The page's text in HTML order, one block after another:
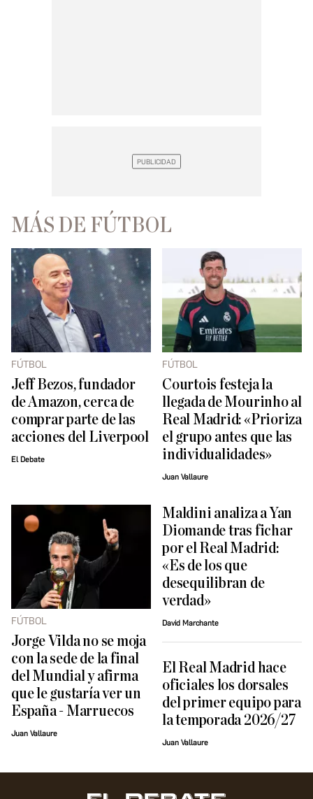
MÁS DE FÚTBOL
FÚTBOL
Jeff Bezos, fundador
de Amazon, cerca de
comprar parte de las
acciones del Liverpool
El Debate
FÚTBOL
Courtois festeja la
llegada de Mourinho al
Real Madrid: «Prioriza
el grupo antes que las
individualidades»
Juan Vallaure
FÚTBOL
Jorge Vilda no se moja
con la sede de la final
del Mundial y afirma
que le gustaría ver un
España - Marruecos
Juan Vallaure
Maldini analiza a Yan
Diomande tras fichar
por el Real Madrid:
«Es de los que
desequilibran de
verdad»
David Marchante
El Real Madrid hace
oficiales los dorsales
del primer equipo para
la temporada 2026/27
Juan Vallaure